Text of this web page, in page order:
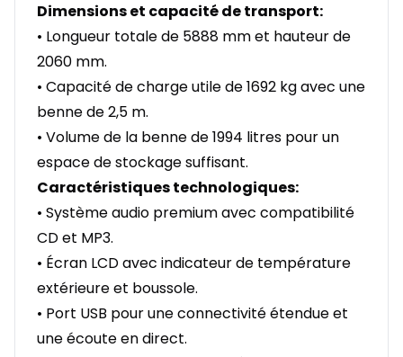
Dimensions et capacité de transport:
• Longueur totale de 5888 mm et hauteur de
2060 mm.
• Capacité de charge utile de 1692 kg avec une
benne de 2,5 m.
• Volume de la benne de 1994 litres pour un
espace de stockage suffisant.
Caractéristiques technologiques:
• Système audio premium avec compatibilité
CD et MP3.
• Écran LCD avec indicateur de température
extérieure et boussole.
• Port USB pour une connectivité étendue et
une écoute en direct.